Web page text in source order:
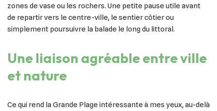
zones de vase ou les rochers. Une petite pause utile avant
de repartir vers le centre-ville, le sentier côtier ou
simplement poursuivre la balade le long du littoral.
Une liaison agréable entre ville
et nature
Ce qui rend la Grande Plage intéressante à mes yeux, au-delà